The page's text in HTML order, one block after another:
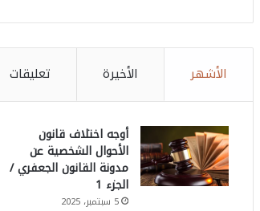
الأشهر الأخيرة تعليقات
أوجه اختلاف قانون
الأحوال الشخصية عن
مدونة القانون الجعفري /
الجزء 1
5 سبتمبر، 2025